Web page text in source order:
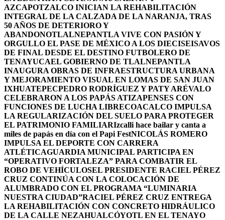
AZCAPOTZALCO INICIAN LA REHABILITACIÓN
INTEGRAL DE LA CALZADA DE LA NARANJA, TRAS
50 AÑOS DE DETERIORO Y
ABANDONOTLALNEPANTLA VIVE CON PASIÓN Y
ORGULLO EL PASE DE MÉXICO A LOS DIECISEISAVOS
DE FINAL DESDE EL DESTINO FUTBOLERO DE
TENAYUCAEL GOBIERNO DE TLALNEPANTLA
INAUGURA OBRAS DE INFRAESTRUCTURA URBANA
Y MEJORAMIENTO VISUAL EN LOMAS DE SAN JUAN
IXHUATEPECPEDRO RODRÍGUEZ Y PATY ARÉVALO
CELEBRARON A LOS PAPÁS ATIZAPENSES CON
FUNCIONES DE LUCHA LIBRECOACALCO IMPULSA
LA REGULARIZACIÓN DEL SUELO PARA PROTEGER
EL PATRIMONIO FAMILIARIzcalli hace bailar y canta a
miles de papás en día con el Papi FestNICOLÁS ROMERO
IMPULSA EL DEPORTE CON CARRERA
ATLÉTICAGUARDIA MUNICIPAL PARTICIPA EN
“OPERATIVO FORTALEZA” PARA COMBATIR EL
ROBO DE VEHÍCULOSEL PRESIDENTE RACIEL PÉREZ
CRUZ CONTINÚA CON LA COLOCACIÓN DE
ALUMBRADO CON EL PROGRAMA “LUMINARIA
NUESTRA CIUDAD”RACIEL PÉREZ CRUZ ENTREGA
LA REHABILITACIÓN CON CONCRETO HIDRÁULICO
DE LA CALLE NEZAHUALCÓYOTL EN EL TENAYO